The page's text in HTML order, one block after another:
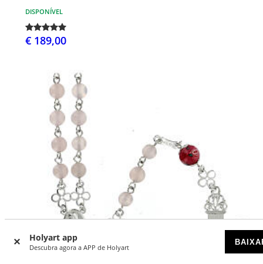
Holyart app
Descubra agora a APP de Holyart
DISPONÍVEL
€ 189,00